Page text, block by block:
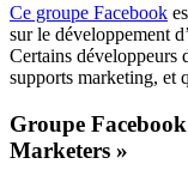
Ce groupe Facebook
sur le développement
Certains développeurs
supports marketing, et
Groupe
Marketers »